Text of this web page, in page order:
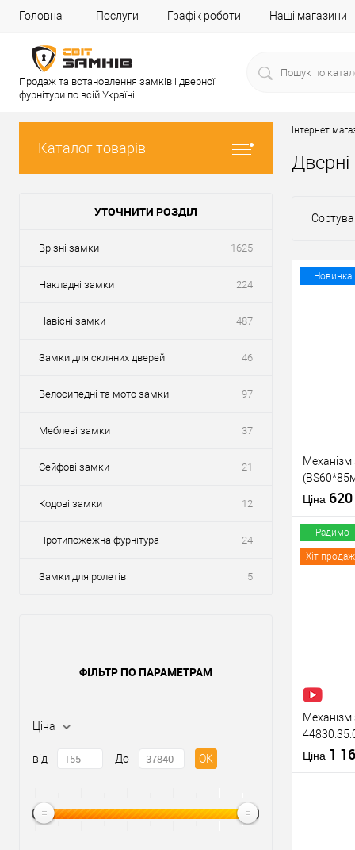
Головна Послуги Графік роботи Наші магазини
Продаж та встановлення замків і дверної
фурнітури по всій Україні
Каталог товарів
УТОЧНИТИ РОЗДІЛ
Врізні замки 1625
Накладні замки 224
Навісні замки 487
Замки для скляних дверей 46
Велосипедні та мото замки 97
Меблеві замки 37
Сейфові замки 21
Кодові замки 12
Протипожежна фурнітура 24
Замки для ролетів 5
ФІЛЬТР ПО ПАРАМЕТРАМ
Ціна
від До OK
Інтернет
Новинка
Механізм
тех
Ціна 620
У
Виробник
Тип товару
Матеріал
Країна
Радимо
Хіт
Механізм
22 мм)
Ціна 1